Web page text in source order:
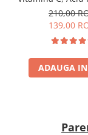
si Retinol - Dr.
Serum
210,00
139,00
ADAUGA IN